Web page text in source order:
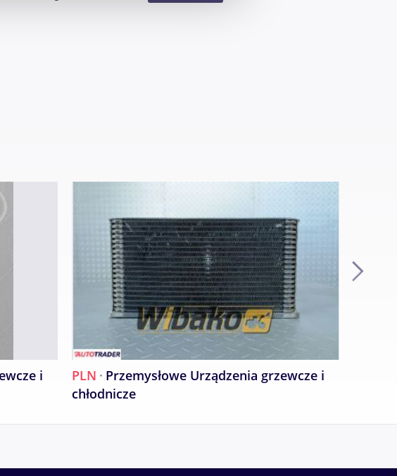
i
PLN · Przemysłowe Urządzenia grzewcze i
chłodnicze